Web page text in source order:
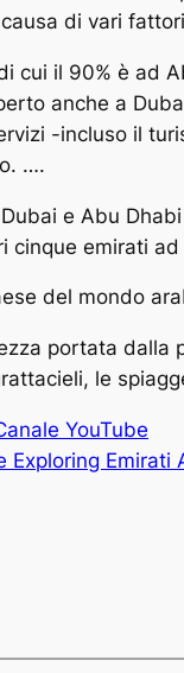
di vari
cui il 90% è ad
anche a
-incluso il
….
e Abu
cinque emirati
del mondo
portata dalla
le
YouTube
Exploring Emirati